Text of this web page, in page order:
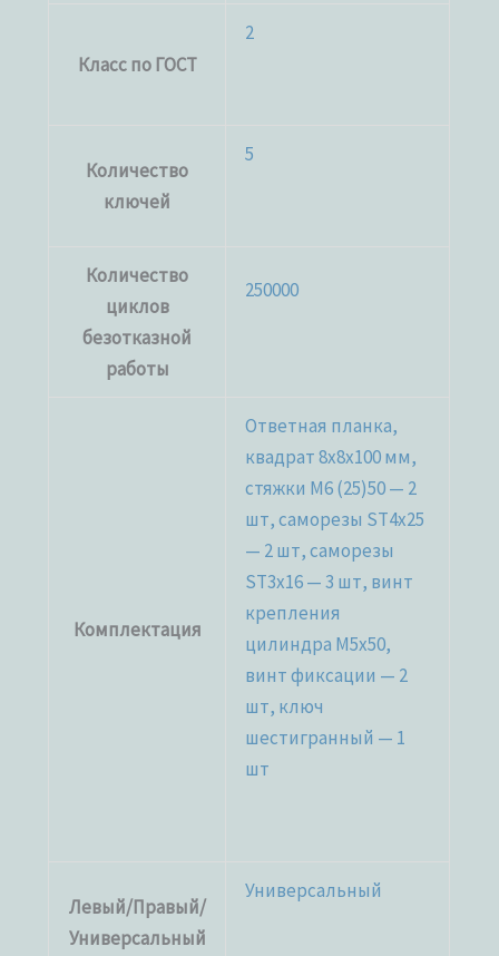
Класс по ГОСТ
2
Количество
ключей
5
Количество
циклов
безотказной
работы
250000
Комплектация
Ответная планка,
квадрат 8x8x100 мм,
стяжки М6 (25)50 — 2
шт, саморезы ST4x25
— 2 шт, саморезы
ST3x16 — 3 шт, винт
крепления
цилиндра M5x50,
винт фиксации — 2
шт, ключ
шестигранный — 1
шт
Левый/Правый/
Универсальный
Универсальный